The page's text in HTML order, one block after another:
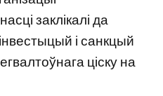
заклікалі да
і санкцый
ціску на